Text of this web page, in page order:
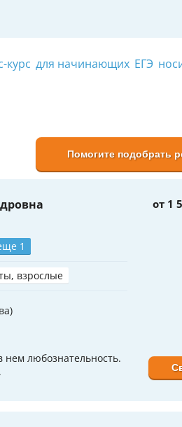
курс для начинающих ЕГЭ
Помогите подобрать
1
взрослые
от 1
нем любознательность.